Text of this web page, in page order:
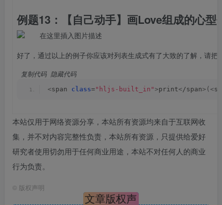
例题13：【自己动手】画Love组成的心型
好了，通过以上的例子你应该对列表生成式有了大致的了解，请
复制代码 隐藏代码
<span class= "hljs-built_in">print< /span>(<
本站仅用于网络资源分享，本站所有资源均来自于互联网收
集，并不对内容完整性负责，本站所有资源，只提供给爱好
研究者使用切勿用于任何商业用途，本站不对任何人的商业
行为负责。
© 版权声明
文章版权声